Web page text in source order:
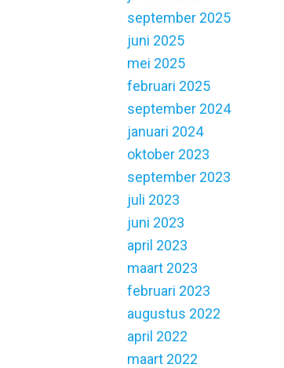
september 2025
juni 2025
mei 2025
februari 2025
september 2024
januari 2024
oktober 2023
september 2023
juli 2023
juni 2023
april 2023
maart 2023
februari 2023
augustus 2022
april 2022
maart 2022